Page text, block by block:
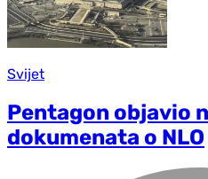
Svijet
Pentagon objavio
dokumenata o NLO